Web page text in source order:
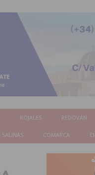
ROJALES REDOVÁN
SALINAS COMARCA